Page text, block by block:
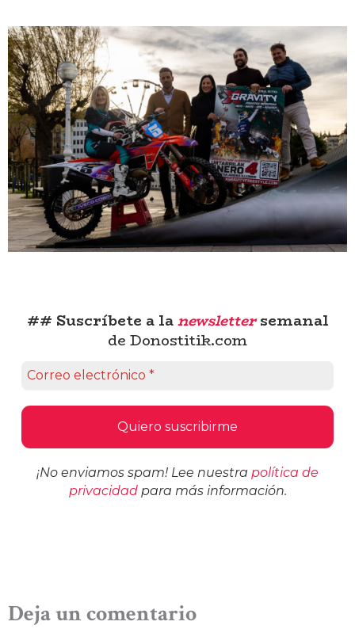
## Suscríbete a lanewslettersemanal
de Donostitik.com
¡No enviamos spam! Lee nuestra política de
privacidadpara más información.
Deja un comentario